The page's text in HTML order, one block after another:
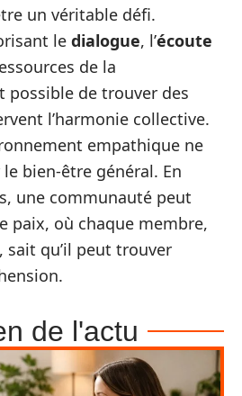
un véritable défi.
le dialogue, l’écoute
de la
possible de trouver des
l’harmonie collective.
empathique ne
bien-être général. En
une communauté peut
paix, où chaque membre,
sait qu’il peut trouver
de l'actu